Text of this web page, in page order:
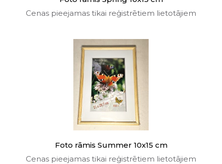
Cenas pieejamas tikai reģistrētiem lietotājiem
Foto rāmis Summer 10x15 cm
Cenas pieejamas tikai reģistrētiem lietotājiem